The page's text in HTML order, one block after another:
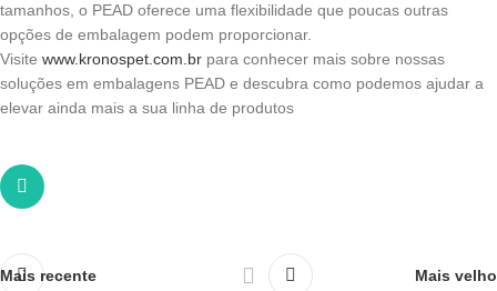
tamanhos, o PEAD oferece uma flexibilidade que poucas outras
opções de embalagem podem proporcionar.
Visite www.kronospet.com.br para conhecer mais sobre nossas
soluções em embalagens PEAD e descubra como podemos ajudar a
elevar ainda mais a sua linha de produtos
Mais recente Mais velho